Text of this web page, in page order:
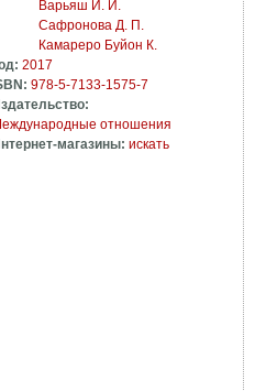
Варьяш И. И.
Сафронова Д. П.
Камареро Буйон К.
2017
978-5-7133-1575-7
отношения
магазины: искать